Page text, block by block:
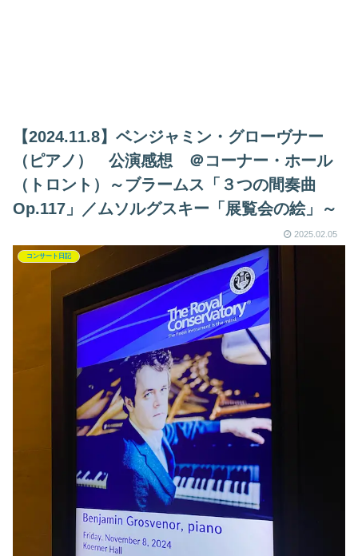
【2024.11.8】ベンジャミン・グローヴナー
（ピアノ） 公演感想 ＠コーナー・ホール
（トロント）～ブラームス「３つの間奏曲
Op.117」／ムソルグスキー「展覧会の絵」～
2025.02.05
コンサート日記